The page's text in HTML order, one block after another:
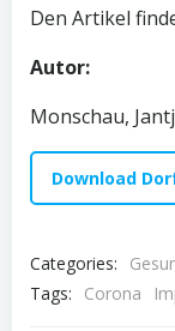
Den Artikel
Autor:
Monschau,
Download
Categories:
Tags:
Corona